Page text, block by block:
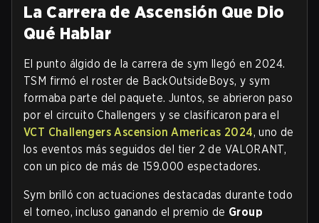
La Carrera de Ascensión Que Dio
Qué Hablar
El punto álgido de la carrera de sym llegó en 2024.
TSM firmó el roster de BackOutsideBoys, y sym
formaba parte del paquete. Juntos, se abrieron paso
por el circuito Challengers y se clasificaron para el
VCT Challengers Ascension Americas 2024, uno de
los eventos más seguidos del tier 2 de VALORANT,
con un pico de más de 159.000 espectadores.
Sym brilló con actuaciones destacadas durante todo
el torneo, incluso ganando el premio de Group